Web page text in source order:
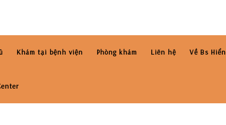
Khám tại bệnh viện Phòng khám Liên hệ Về Bs Hiển